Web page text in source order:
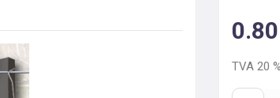
0.80
TVA20